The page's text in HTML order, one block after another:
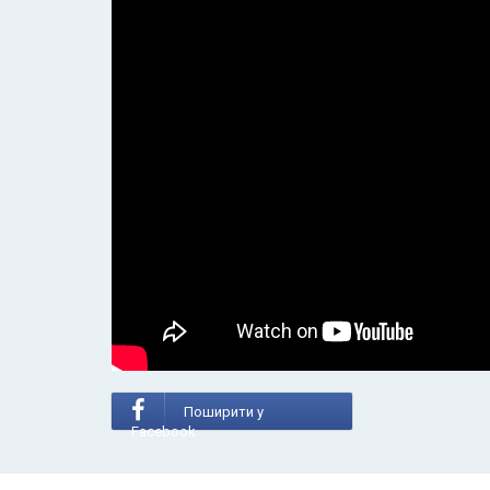
Поширити у
Facebook